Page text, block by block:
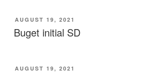
AUGUST 19, 2021
Buget initial SD
AUGUST 19, 2021